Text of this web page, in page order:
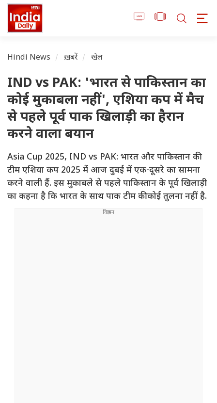
Hindi News ख़बरें खेल
IND vs PAK: 'भारत से पाकिस्तान का
कोई मुकाबला नहीं', एशिया कप में मैच
से पहले पूर्व पाक खिलाड़ी का हैरान
करने वाला बयान
Asia Cup 2025, IND vs PAK: भारत और पाकिस्तान की
टीम एशिया कप 2025 में आज दुबई में एक-दूसरे का सामना
करने वाली हैं. इस मुकाबले से पहले पाकिस्तान के पूर्व खिलाड़ी
का कहना है कि भारत के साथ पाक टीम की कोई तुलना नहीं है.